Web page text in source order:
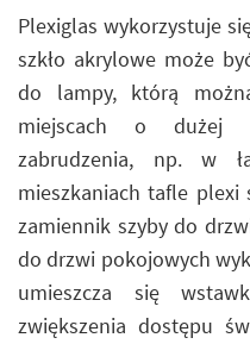
Plexiglas wykorzystuje
szkło akrylowe może
do lampy, którą
miejscach o dużej
zabrudzenia, np. w
mieszkaniach tafle plexi
zamiennik szyby do
do drzwi pokojowych
umieszcza się
zwiększenia dostępu